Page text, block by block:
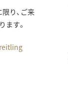
り、ご来
ます。